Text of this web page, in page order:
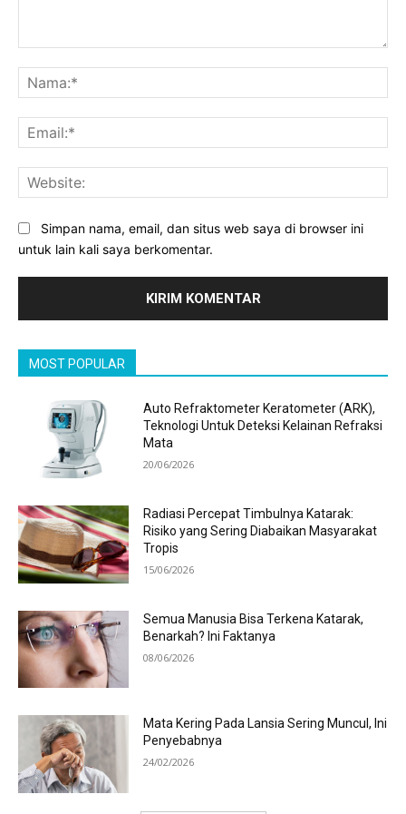
Simpan nama, email, dan situs web saya di browser ini
untuk lain kali saya berkomentar.
MOST POPULAR
Auto Refraktometer Keratometer (ARK),
Teknologi Untuk Deteksi Kelainan Refraksi
Mata
20/06/2026
Radiasi Percepat Timbulnya Katarak:
Risiko yang Sering Diabaikan Masyarakat
Tropis
15/06/2026
Semua Manusia Bisa Terkena Katarak,
Benarkah? Ini Faktanya
08/06/2026
Mata Kering Pada Lansia Sering Muncul, Ini
Penyebabnya
24/02/2026